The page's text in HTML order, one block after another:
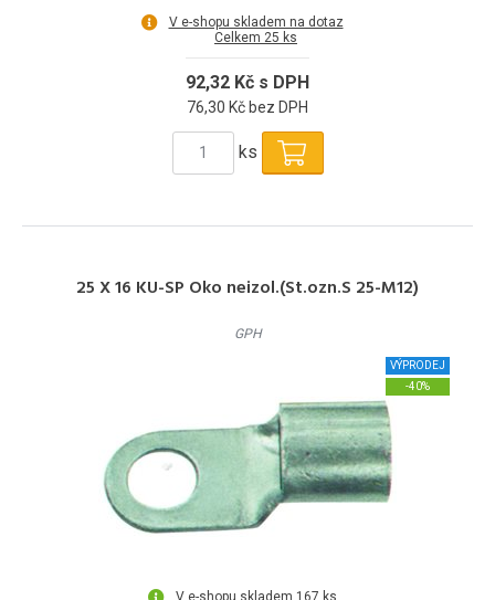
V e-shopu skladem na dotaz
Celkem 25 ks
92,32 Kč s DPH
76,30 Kč bez DPH
ks
25 X 16 KU-SP Oko neizol.(St.ozn.S 25-M12)
GPH
VÝPRODEJ
-40%
V e-shopu skladem 167 ks